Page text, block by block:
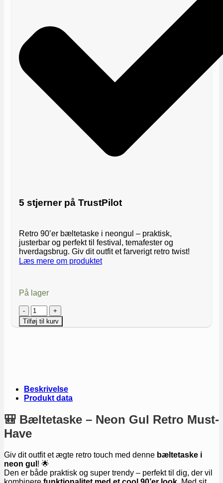
5 stjerner på TrustPilot
Retro 90’er bæltetaske i neongul – praktisk,
justerbar og perfekt til festival, temafester og
hverdagsbrug. Giv dit outfit et farverigt retro twist!
Læs mere om produktet
På lager
Bæltetaske
-
Neon
Tilføj til kurv
Beskrivelse
Produkt data
🎒 Bæltetaske – Neon Gul Retro Must-
Have
Giv dit outfit et ægte retro touch med denne bæltetaske i
neon gul ! 🌟
Den er både praktisk og super trendy – perfekt til dig, der vil